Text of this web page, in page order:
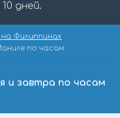
10 дней.
на Филиппинах
по часам
и завтра по часам